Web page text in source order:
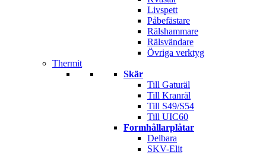
Livspett
Påbefästare
Rälshammare
Rälsvändare
Övriga verktyg
Thermit
Skär
Till Gaturäl
Till Kranräl
Till S49/S54
Till UIC60
Formhållarplåtar
Delbara
SKV-Elit